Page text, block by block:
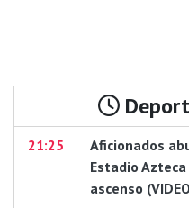
21:25
Aficionados
Estadio
ascenso